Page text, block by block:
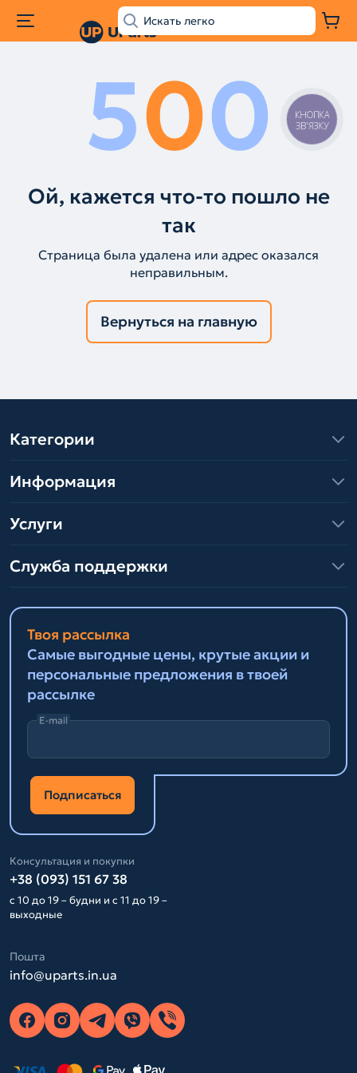
500
Ой, кажется что-то пошло не
так
Страница была удалена или адрес оказался
неправильным.
Вернуться на главную
Категории
Информация
Услуги
Служба поддержки
Твоя рассылка
Самые выгодные цены, крутые акции и
персональные предложения в твоей
рассылке
E-mail
Подписаться
Консультация и покупки
+38 (093) 151 67 38
с 10 до 19 – будни и с 11 до 19 –
выходные
Пошта
info@uparts.in.ua
КНОПКА
ЗВ'ЯЗКУ